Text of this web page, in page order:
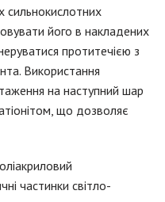
сильнокислотних
його в накладених
протитечією з
Використання
на наступний шар
що дозволяє
частинки світло-